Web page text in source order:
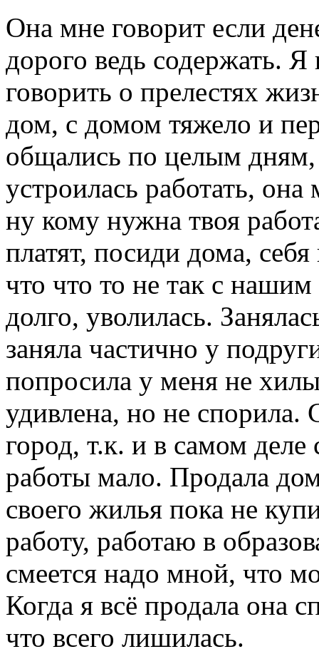
Она мне говорит если
дорого ведь содержать.
говорить о прелестях
дом, с домом тяжело и
общались по целым дням,
устроилась работать,
ну кому нужна твоя
платят, посиди дома,
что что то не так с
долго, уволилась.
заняла частично у
попросила у меня не
удивлена, но не спорила.
город, т.к. и в самом
работы мало. Продала
своего жилья пока не
работу, работаю в
смеется надо мной, что
Когда я всё продала она
что всего лишилась.